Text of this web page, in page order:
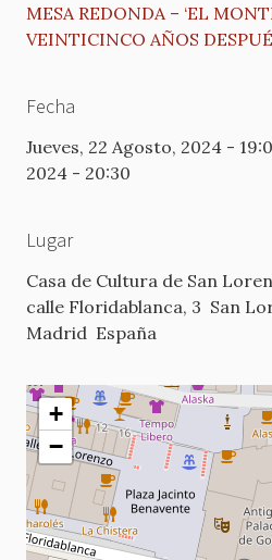
MESA REDONDA – ‘EL
VEINTICINCO AÑOS
Fecha
Jueves, 22 Agosto, 2024 -
2024 - 20:30
Lugar
Casa de Cultura de San
calle Floridablanca, 3 San
Madrid España
+
−